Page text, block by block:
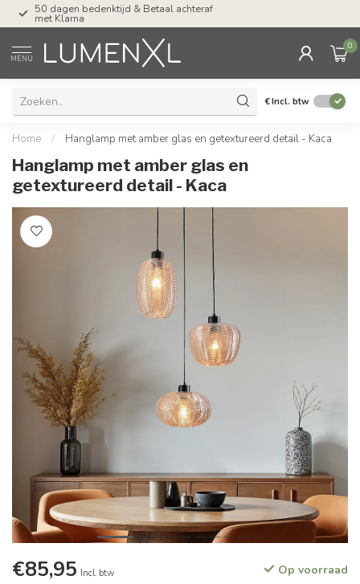
Tel: ma-do tot 23.00, vr tot 21.00, za tot
17.00 uur
MENU
0
€Incl. btw
Home / Hanglamp met amber glas en getextureerd detail - Kaca
Hanglamp met amber glas en
getextureerd detail - Kaca
€85,95 Incl. btw Op voorraad